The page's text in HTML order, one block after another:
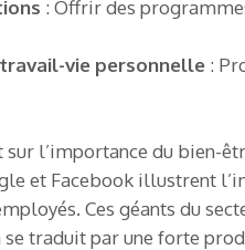
: Offrir des
vie personnelle :
l’importance du bien-
et Facebook illustrent
Ces géants du
se traduit par une forte